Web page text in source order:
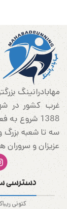
مهابادرانینگ
غرب کشور در
1388 شروع
سه تا شعبه
عزیزان و سروران
دسترسی
کتونی